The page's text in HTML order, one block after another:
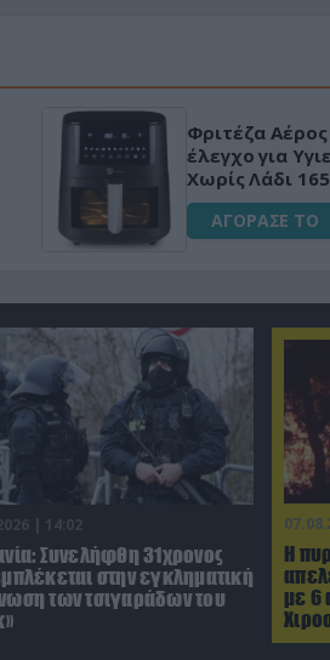
Φριτέζα
έλεγχο για
Χωρίς Λάδι
ΑΓΟΡΑΣΕ ΤΟ
Η
με 6
| 14:02
Συνελήφθη 31χρονος
στην εγκληματική
των τσιγαράδων του